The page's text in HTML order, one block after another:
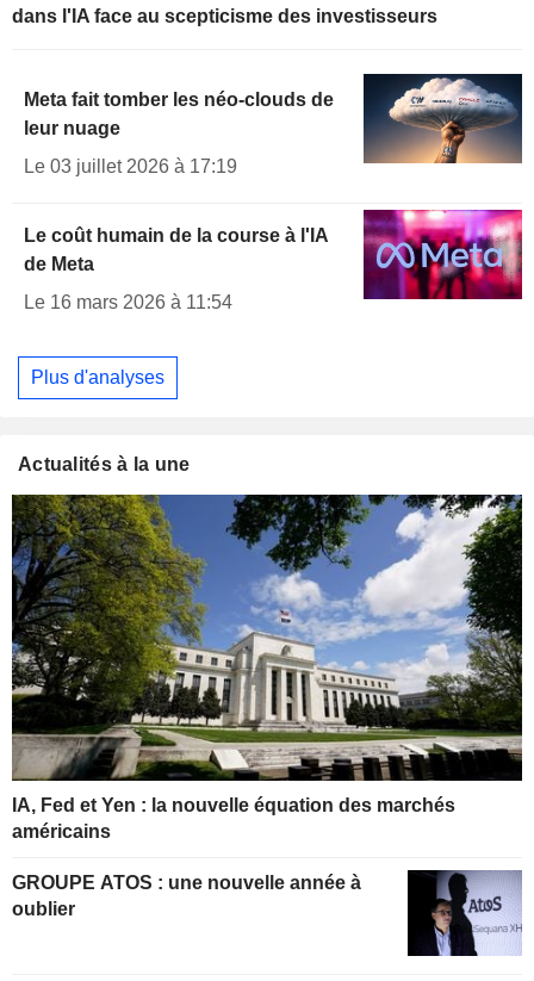
dans l'IA face au scepticisme des investisseurs
Meta fait tomber les néo-clouds de
leur nuage
Le 03 juillet 2026 à 17:19
Le coût humain de la course à l'IA
de Meta
Le 16 mars 2026 à 11:54
Plus d'analyses
Actualités à la une
IA, Fed et Yen : la nouvelle équation des marchés
américains
GROUPE ATOS : une nouvelle année à
oublier